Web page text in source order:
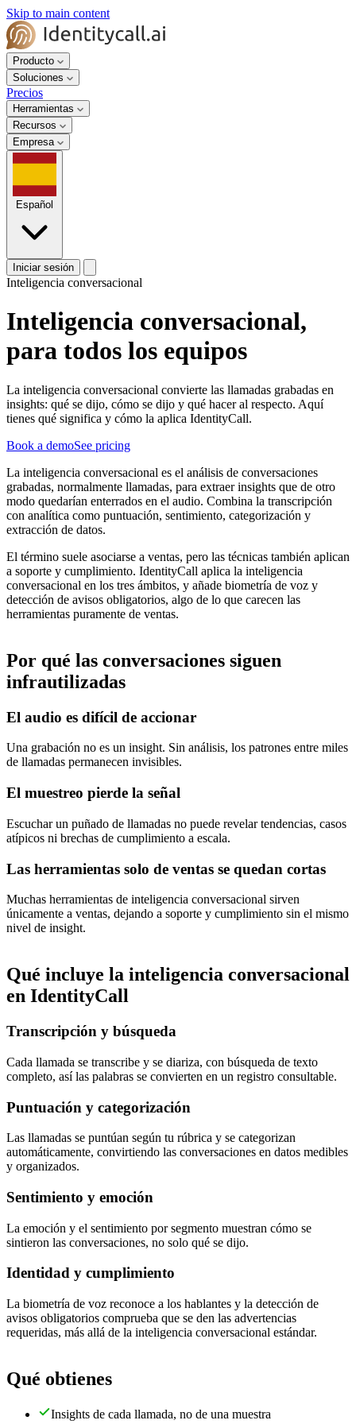
Skip to main content
Producto
Soluciones
Precios
Herramientas
Recursos
Empresa
Español
Iniciar sesión
Inteligencia conversacional
Inteligencia conversacional,
para todos los equipos
La inteligencia conversacional convierte las llamadas grabadas en
insights: qué se dijo, cómo se dijo y qué hacer al respecto. Aquí
tienes qué significa y cómo la aplica IdentityCall.
Book a demoSee pricing
La inteligencia conversacional es el análisis de conversaciones
grabadas, normalmente llamadas, para extraer insights que de otro
modo quedarían enterrados en el audio. Combina la transcripción
con analítica como puntuación, sentimiento, categorización y
extracción de datos.
El término suele asociarse a ventas, pero las técnicas también aplican
a soporte y cumplimiento. IdentityCall aplica la inteligencia
conversacional en los tres ámbitos, y añade biometría de voz y
detección de avisos obligatorios, algo de lo que carecen las
herramientas puramente de ventas.
Por qué las conversaciones siguen
infrautilizadas
El audio es difícil de accionar
Una grabación no es un insight. Sin análisis, los patrones entre miles
de llamadas permanecen invisibles.
El muestreo pierde la señal
Escuchar un puñado de llamadas no puede revelar tendencias, casos
atípicos ni brechas de cumplimiento a escala.
Las herramientas solo de ventas se quedan cortas
Muchas herramientas de inteligencia conversacional sirven
únicamente a ventas, dejando a soporte y cumplimiento sin el mismo
nivel de insight.
Qué incluye la inteligencia conversacional
en IdentityCall
Transcripción y búsqueda
Cada llamada se transcribe y se diariza, con búsqueda de texto
completo, así las palabras se convierten en un registro consultable.
Puntuación y categorización
Las llamadas se puntúan según tu rúbrica y se categorizan
automáticamente, convirtiendo las conversaciones en datos medibles
y organizados.
Sentimiento y emoción
La emoción y el sentimiento por segmento muestran cómo se
sintieron las conversaciones, no solo qué se dijo.
Identidad y cumplimiento
La biometría de voz reconoce a los hablantes y la detección de
avisos obligatorios comprueba que se den las advertencias
requeridas, más allá de la inteligencia conversacional estándar.
Qué obtienes
Insights de cada llamada, no de una muestra